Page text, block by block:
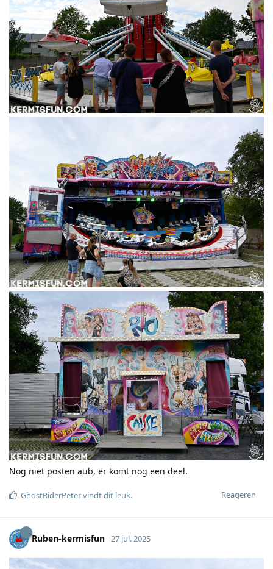
Nog niet posten aub, er komt nog een deel.
Reageren
GhostRiderPetervindt dit leuk.
Ruben-kermisfun 27 jul. 2025